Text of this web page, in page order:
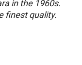
in the 1960s.
finest quality.